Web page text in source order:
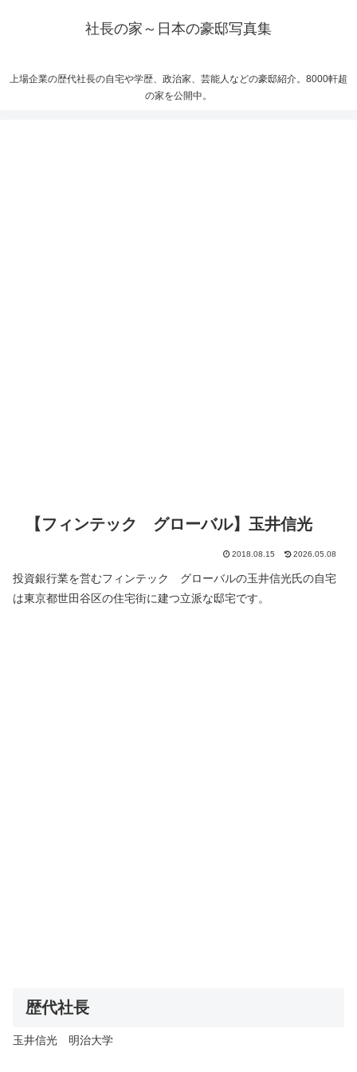
社長の家～日本の豪邸写真集
上場企業の歴代社長の自宅や学歴、政治家、芸能人などの豪邸紹介。8000軒超
の家を公開中。
【フィンテック グローバル】玉井信光
2018.08.15 2026.05.08
投資銀行業を営むフィンテック グローバルの玉井信光氏の自宅
は東京都世田谷区の住宅街に建つ立派な邸宅です。
歴代社長
玉井信光 明治大学